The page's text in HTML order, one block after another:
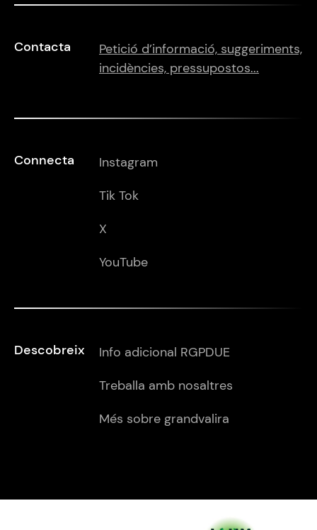
Contacta
Petició d’informació, suggeriments,
incidències, pressupostos...
Connecta
Instagram
Tik Tok
X
YouTube
Descobreix
Info adicional RGPDUE
Treballa amb nosaltres
Més sobre grandvalira